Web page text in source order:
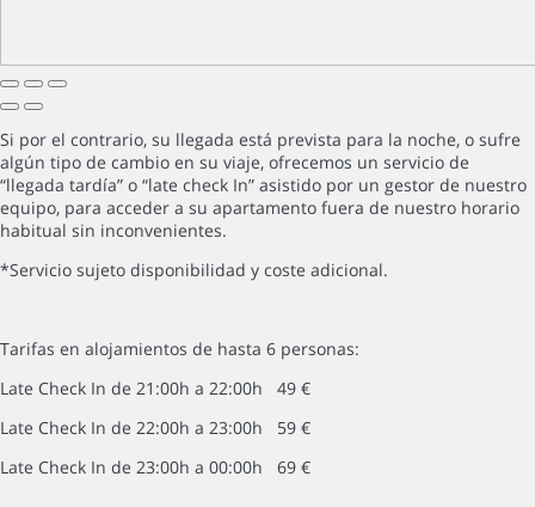
Si por el contrario, su llegada está prevista para la noche, o sufre
algún tipo de cambio en su viaje, ofrecemos un servicio de
“llegada tardía” o “late check In” asistido por un gestor de nuestro
equipo, para acceder a su apartamento fuera de nuestro horario
habitual sin inconvenientes.
*Servicio sujeto disponibilidad y coste adicional.
Tarifas en alojamientos de hasta 6 personas:
Late Check In de 21:00h a 22:00h 49 €
Late Check In de 22:00h a 23:00h 59 €
Late Check In de 23:00h a 00:00h 69 €